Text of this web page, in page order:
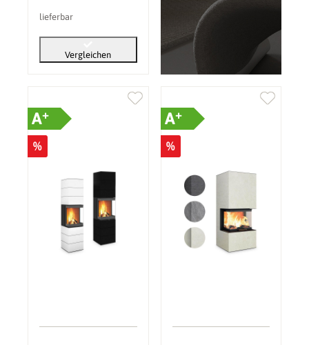
lieferbar
Vergleichen
A+
%
A+
%